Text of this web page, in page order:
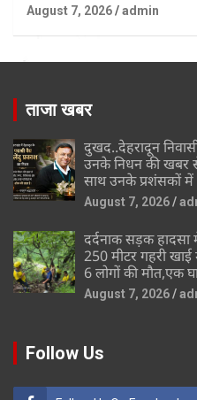
August 7, 2026 admin
ताजा खबर
दुखद..देहरादून
उनके निधन की खबर
साथ उनके प्रशंसकों
August 7, 2026
दर्दनाक सड़क हादसा
250 मीटर गहरी खाई
6 लोगों की मौत,एक
August 7, 2026
Follow Us